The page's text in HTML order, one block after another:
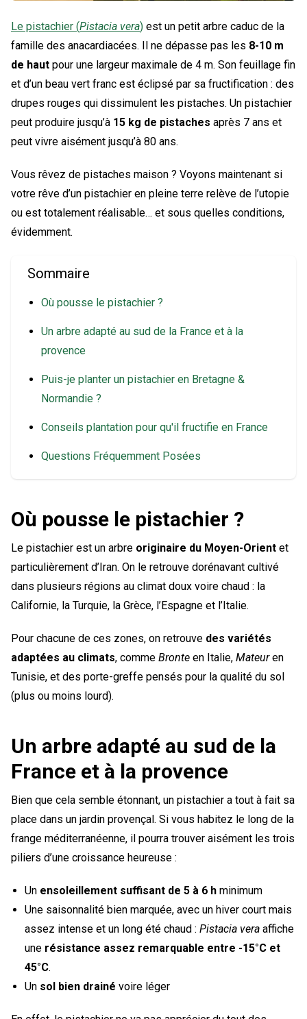
Le pistachier (Pistacia vera) est un petit arbre caduc de la
famille des anacardiacées. Il ne dépasse pas les 8-10 m
de haut pour une largeur maximale de 4 m. Son feuillage fin
et d’un beau vert franc est éclipsé par sa fructification : des
drupes rouges qui dissimulent les pistaches. Un pistachier
peut produire jusqu’à 15 kg de pistaches après 7 ans et
peut vivre aisément jusqu’à 80 ans.
Vous rêvez de pistaches maison ? Voyons maintenant si
votre rêve d’un pistachier en pleine terre relève de l’utopie
ou est totalement réalisable… et sous quelles conditions,
évidemment.
Sommaire
Où pousse le pistachier ?
Un arbre adapté au sud de la France et à la
provence
Puis-je planter un pistachier en Bretagne &
Normandie ?
Conseils plantation pour qu'il fructifie en France
Questions Fréquemment Posées
Où pousse le pistachier ?
Le pistachier est un arbre originaire du Moyen-Orient et
particulièrement d’Iran. On le retrouve dorénavant cultivé
dans plusieurs régions au climat doux voire chaud : la
Californie, la Turquie, la Grèce, l’Espagne et l’Italie.
Pour chacune de ces zones, on retrouve des variétés
adaptées au climats, comme Bronte en Italie, Mateuren
Tunisie, et des porte-greffe pensés pour la qualité du sol
(plus ou moins lourd).
Un arbre adapté au sud de la
France et à la provence
Bien que cela semble étonnant, un pistachier a tout à fait sa
place dans un jardin provençal. Si vous habitez le long de la
frange méditerranéenne, il pourra trouver aisément les trois
piliers d’une croissance heureuse :
Un ensoleillement suffisant de 5 à 6 h minimum
Une saisonnalité bien marquée, avec un hiver court mais
assez intense et un long été chaud : Pistacia vera affiche
une résistance assez remarquable entre -15°C et
45°C.
Un sol bien drainé voire léger